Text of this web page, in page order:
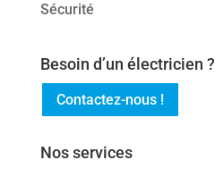
Sécurité
Besoin d’un électricien ?
Contactez-nous !
Nos services